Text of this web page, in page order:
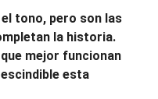
tono, pero son las
la historia.
mejor funcionan
esta